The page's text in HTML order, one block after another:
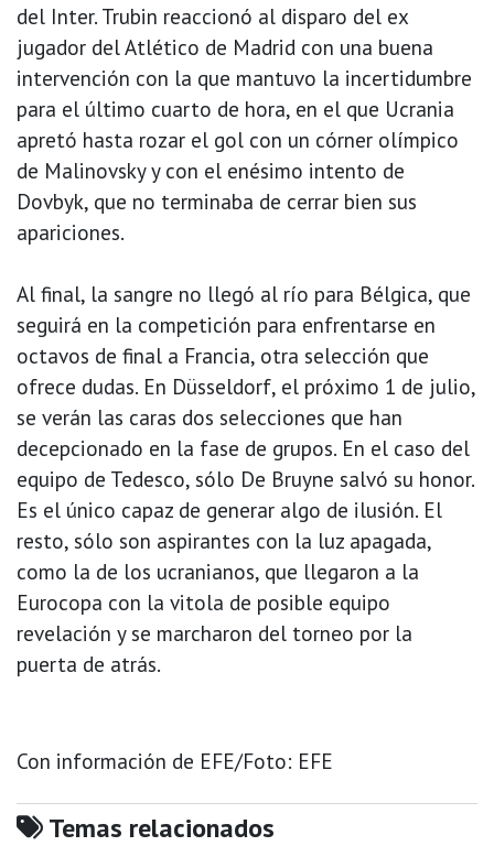
del Inter. Trubin reaccionó al disparo del ex
jugador del Atlético de Madrid con una buena
intervención con la que mantuvo la incertidumbre
para el último cuarto de hora, en el que Ucrania
apretó hasta rozar el gol con un córner olímpico
de Malinovsky y con el enésimo intento de
Dovbyk, que no terminaba de cerrar bien sus
apariciones.
Al final, la sangre no llegó al río para Bélgica, que
seguirá en la competición para enfrentarse en
octavos de final a Francia, otra selección que
ofrece dudas. En Düsseldorf, el próximo 1 de julio,
se verán las caras dos selecciones que han
decepcionado en la fase de grupos. En el caso del
equipo de Tedesco, sólo De Bruyne salvó su honor.
Es el único capaz de generar algo de ilusión. El
resto, sólo son aspirantes con la luz apagada,
como la de los ucranianos, que llegaron a la
Eurocopa con la vitola de posible equipo
revelación y se marcharon del torneo por la
puerta de atrás.
Con información de EFE/Foto: EFE
Temas relacionados